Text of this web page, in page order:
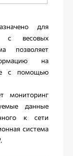
для
с весовых
позволяет
на
с помощью
мониторинг
данные
к сети
система